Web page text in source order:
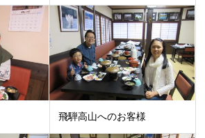
飛騨高山へのお客様